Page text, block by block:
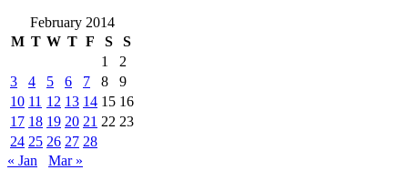
February 2014
M T W T F S
S
1
2
3
4 5 6 7 8
9
10 11 12 13 14 15 16
17 18 19 20 21 22 23
24 25 26 27 28
« Jan
Mar »